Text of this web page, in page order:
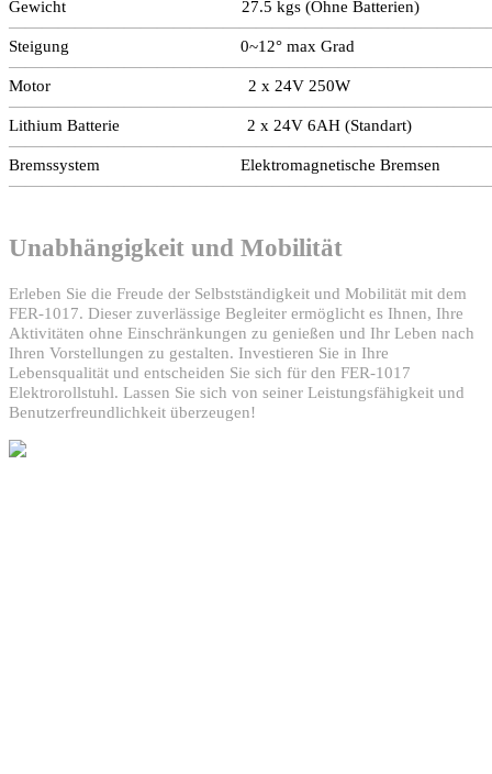
Gewicht 27.5 kgs (Ohne Batterien)
Steigung 0~12° max Grad
Motor 2 x 24V 250W
Lithium Batterie 2 x 24V 6AH (Standart)
Bremssystem Elektromagnetische Bremsen
Unabhängigkeit und Mobilität
Erleben Sie die Freude der Selbstständigkeit und Mobilität mit dem
FER-1017. Dieser zuverlässige Begleiter ermöglicht es Ihnen, Ihre
Aktivitäten ohne Einschränkungen zu genießen und Ihr Leben nach
Ihren Vorstellungen zu gestalten. Investieren Sie in Ihre
Lebensqualität und entscheiden Sie sich für den FER-1017
Elektrorollstuhl. Lassen Sie sich von seiner Leistungsfähigkeit und
Benutzerfreundlichkeit überzeugen!